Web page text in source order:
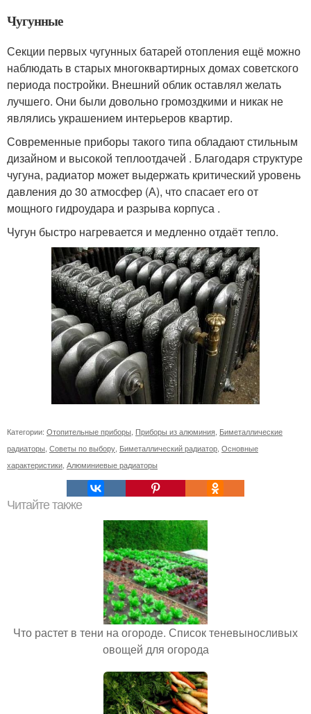
Чугунные
Секции первых чугунных батарей отопления ещё можно
наблюдать в старых многоквартирных домах советского
периода постройки. Внешний облик оставлял желать
лучшего. Они были довольно громоздкими и никак не
являлись украшением интерьеров квартир.
Современные приборы такого типа обладают стильным
дизайном и высокой теплоотдачей . Благодаря структуре
чугуна, радиатор может выдержать критический уровень
давления до 30 атмосфер (А), что спасает его от
мощного гидроудара и разрыва корпуса .
Чугун быстро нагревается и медленно отдаёт тепло.
Категории: Отопительные приборы Приборы из алюминия Биметаллические
радиаторы Советы по выбору Биметаллический радиатор Основные
характеристики Алюминиевые радиаторы
Читайте также
Что растет в тени на огороде. Список теневыносливых
овощей для огорода